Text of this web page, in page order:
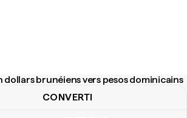
dollars brunéiens vers pesos dominicains
CONVERTI